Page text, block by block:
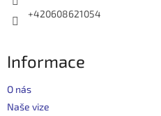
+420608621054
Informace
O nás
Naše vize